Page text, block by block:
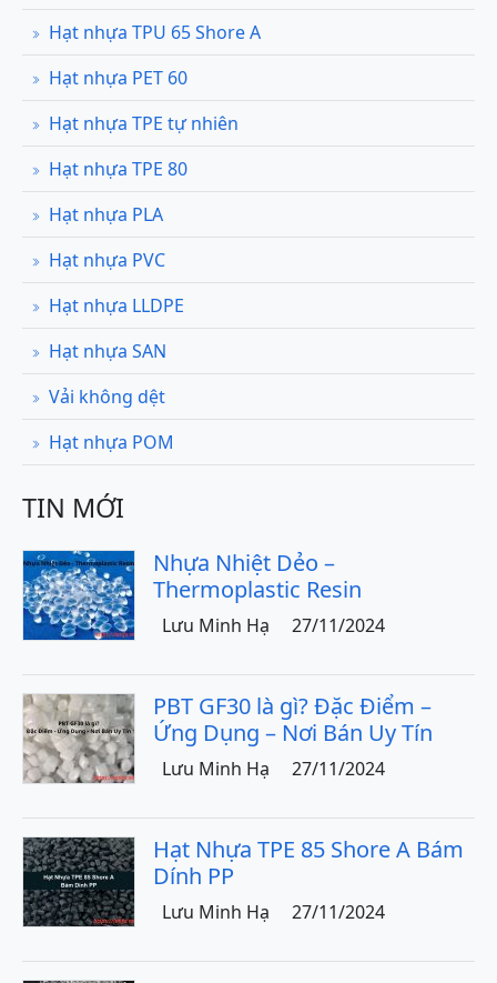
Hạt nhựa TPU 65 Shore A
Hạt nhựa PET 60
Hạt nhựa TPE tự nhiên
Hạt nhựa TPE 80
Hạt nhựa PLA
Hạt nhựa PVC
Hạt nhựa LLDPE
Hạt nhựa SAN
Vải không dệt
Hạt nhựa POM
TIN MỚI
Nhựa Nhiệt Dẻo –
Thermoplastic Resin
Lưu Minh Hạ 27/11/2024
PBT GF30 là gì? Đặc Điểm –
Ứng Dụng – Nơi Bán Uy Tín
Lưu Minh Hạ 27/11/2024
Hạt Nhựa TPE 85 Shore A Bám
Dính PP
Lưu Minh Hạ 27/11/2024